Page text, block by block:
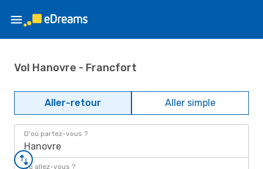
Vol Hanovre - Francfort
Aller-retour Aller simple
D'où partez-vous ?
Hanovre
Où allez-vous ?